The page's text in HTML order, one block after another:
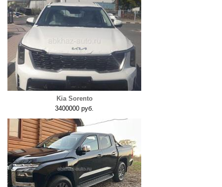
Kia Sorento
3400000 руб.